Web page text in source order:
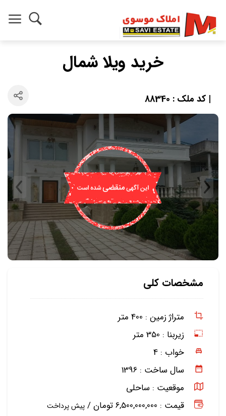
خرید ویلا شمال
| کد ملک : 88340
مشخصات کلی
متراژ زمین : 400 متر
زیربنا : 350 متر
خواب : 4
سال ساخت : 1396
موقعیت : ساحلی
قیمت : 6,500,000,000 تومان /
پیش پرداخت